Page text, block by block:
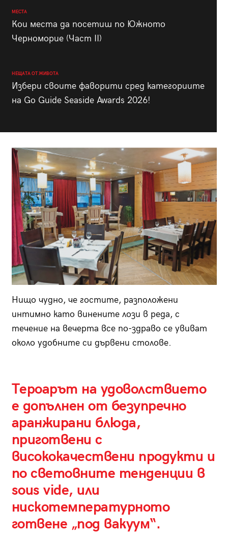
МЕСТА
Кои места да посетиш по Южното
Черноморие (Част II)
НЕЩАТА ОТ ЖИВОТА
Избери своите фаворити сред категориите
на Go Guide Seaside Awards 2026!
Нищо чудно, че гостите, разположени
интимно като винените лози в реда, с
течение на вечерта все по-здраво се увиват
около удобните си дърве­ни столове.
Тероарът на удоволствието
е допъл­нен от безупречно
аранжи­рани блюда,
приготвени с
висококачествени про­дукти и
по световните тенденции в
sous vide, или
нискотемпературното
готвене „под вакуум“.